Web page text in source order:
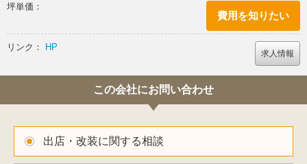
坪単価：
費用を知りたい
リンク： HP
求人情報
この会社にお問い合わせ
出店・改装に関する相談